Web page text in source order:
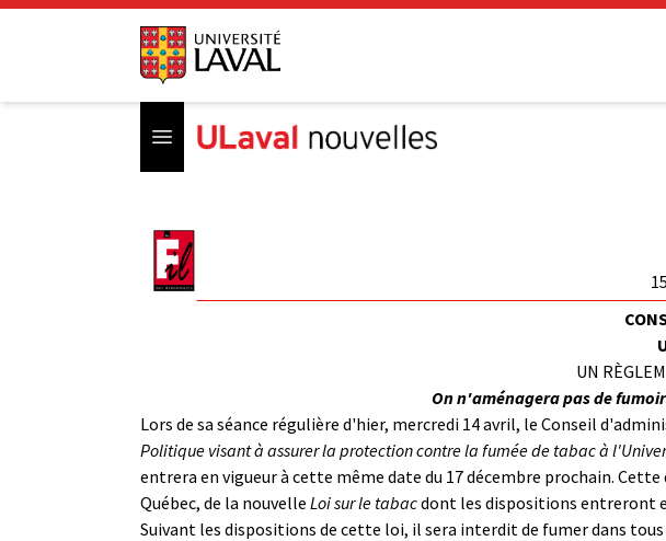
Open menu
UN
On n'aménagera pas de
Lors de sa séance régulière d'hier, mercredi 14 avril, le Conseil
Politique visant à assurer la protection contre la fumée de tabac à
entrera en vigueur à cette même date du 17 décembre prochain.
Québec, de la nouvelle Loi sur le tabacdont les dispositions entreront
Suivant les dispositions de cette loi, il sera interdit de fumer dans